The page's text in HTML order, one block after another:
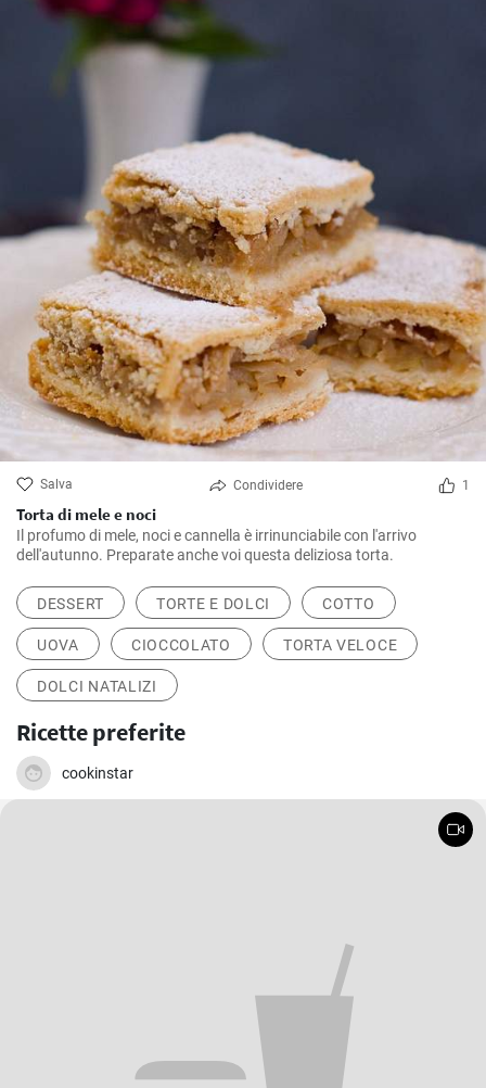
Salva Condividere 1
Torta di mele e noci
Il profumo di mele, noci e cannella è irrinunciabile con l'arrivo
dell'autunno. Preparate anche voi questa deliziosa torta.
DESSERT TORTE E DOLCI COTTO
UOVA CIOCCOLATO TORTA VELOCE
DOLCI NATALIZI
Ricette preferite
cookinstar